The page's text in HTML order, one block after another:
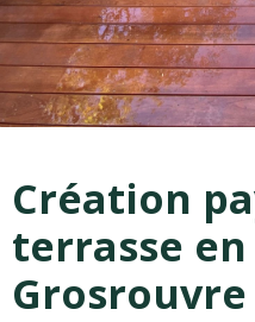
Création
terrasse en
Grosrouvre